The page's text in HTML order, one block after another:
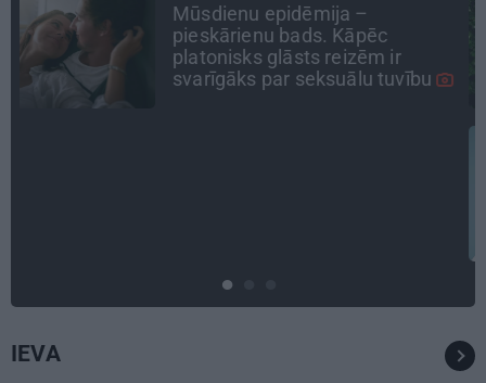
Kas slēpjas Kuldīgas vecpilsētas
pagalmos? Dārzi, kuros atļauts
būt nepieklājīgi ziņkārīgam
IEVA